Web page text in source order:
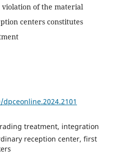
violation of the material
centers constitutes
treatment, integration
reception center, first